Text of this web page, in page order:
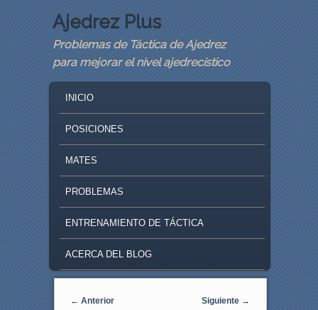
Ajedrez Plus
Problemas de Táctica de Ajedrez
para mejorar el nivel ajedrecístico
SKIP TO PRIMARY CONTENT
SKIP TO SECONDARY CONTENT
INICIO
POSICIONES
MATES
PROBLEMAS
ENTRENAMIENTO DE TÁCTICA
ACERCA DEL BLOG
Navegaci�n de entradas
← Anterior Siguiente →